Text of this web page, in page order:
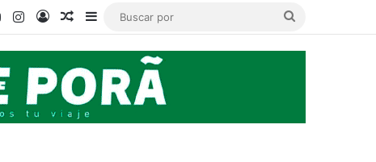
YouTubeInstagram
AccesoPublicación al azar
Barra lateral